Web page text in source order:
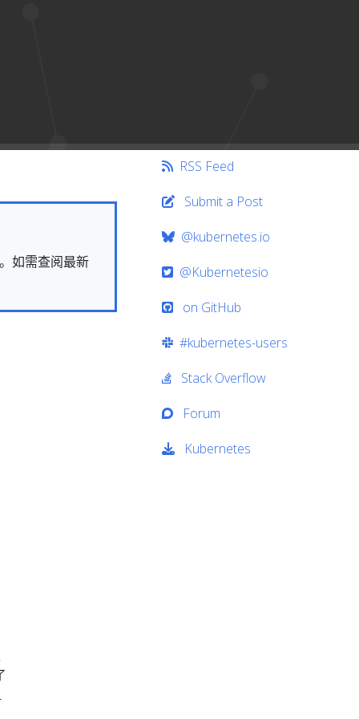
如需查阅最新
RSS Feed
Submit a Post
@kubernetes.io
@Kubernetesio
on GitHub
#kubernetes-users
Stack Overflow
Forum
Kubernetes